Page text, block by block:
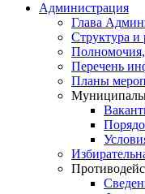
Администрация
Глава
Структура
Перечень
Планы